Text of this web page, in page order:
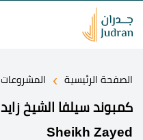
الصفحة الرئيسية › المشروعات
Sheikh Zayed